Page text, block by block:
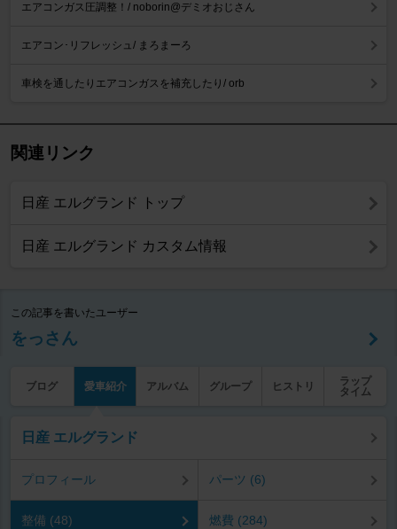
エアコンガス圧調整！/ noborin@デミオおじさん
エアコン･リフレッシュ/ まろまーろ
車検を通したりエアコンガスを補充したり/ orb
関連リンク
日産 エルグランド トップ
日産 エルグランド カスタム情報
この記事を書いたユーザー
をっさん
ブログ 愛車紹介 アルバム グループ ヒストリ
ラップ
タイム
日産 エルグランド
プロフィール パーツ (6)
整備 (48) 燃費 (284)